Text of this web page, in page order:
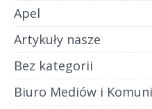
Apel
Artykuły nasze
Bez kategorii
Biuro Mediów i